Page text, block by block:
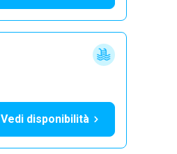
Vedi disponibilità